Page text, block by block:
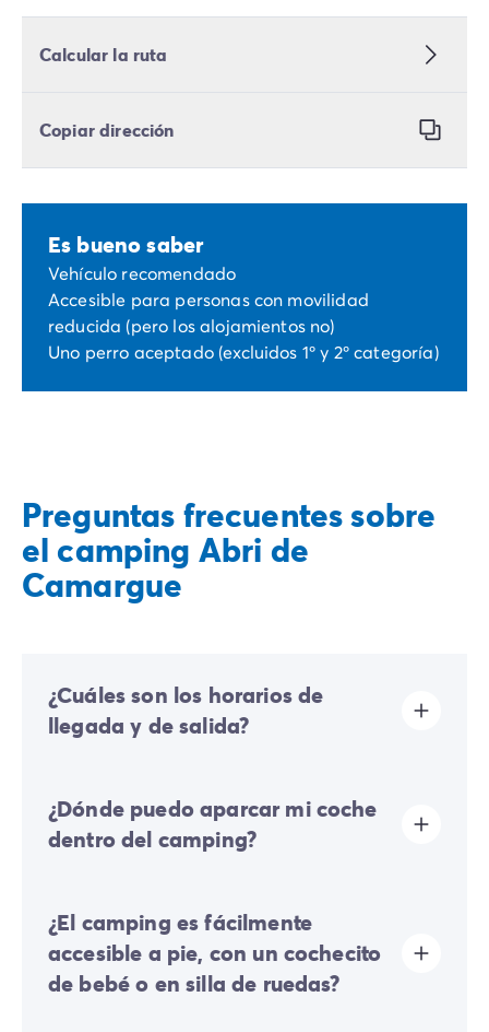
Calcular la ruta
Copiar dirección
Es bueno saber
Vehículo recomendado
Accesible para personas con movilidad
reducida (pero los alojamientos no)
Uno perro aceptado (excluidos 1º y 2º categoría)
Preguntas frecuentes sobre
el camping Abri de
Camargue
¿Cuáles son los horarios de
llegada y de salida?
se realizan de 08:00 a 10:00. A tu llegada, dirígete
directamente a la recepción de Homair Vacances -
Eurocamp (marcas de nuestro grupo).
¿Dónde puedo aparcar mi coche
dentro del camping?
coche adicional deberá estacionar en el aparcamiento
Algunas parcelas permiten estacionar su vehículo; si no
es el caso, se pondrá a su disposición un aparcamiento
¿El camping es fácilmente
accesible a pie, con un cochecito
de bebé o en silla de ruedas?